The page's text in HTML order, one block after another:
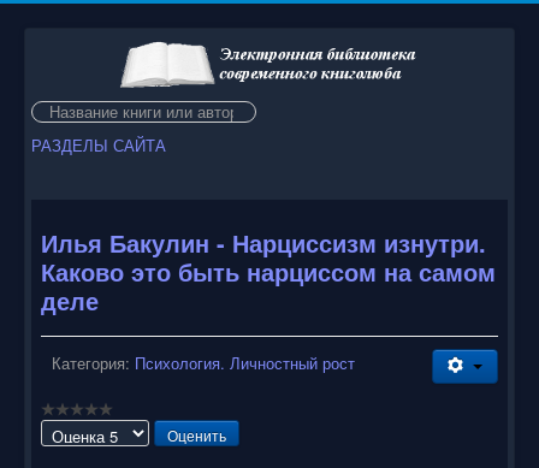
Искать...
РАЗДЕЛЫ САЙТА
Илья Бакулин - Нарциссизм изнутри.
Каково это быть нарциссом на самом
деле
Категория: Психология. Личностный рост
Пожалуйста,